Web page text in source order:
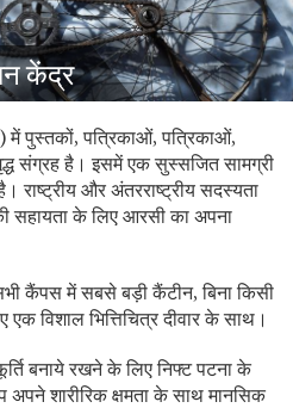
केंद्र
में पुस्तकों, पत्रिकाओं, पत्रिकाओं,
संग्रह है। इसमें एक सुस्सजित सामग्री
और अंतरराष्ट्रीय सदस्यता
सहायता के लिए आरसी का अपना
कैंपस में सबसे बड़ी कैंटीन, बिना किसी
विशाल भित्तिचित्र दीवार के साथ।
बनाये रखने के लिए निफ्ट पटना के
शारीरिक क्षमता के साथ मानसिक